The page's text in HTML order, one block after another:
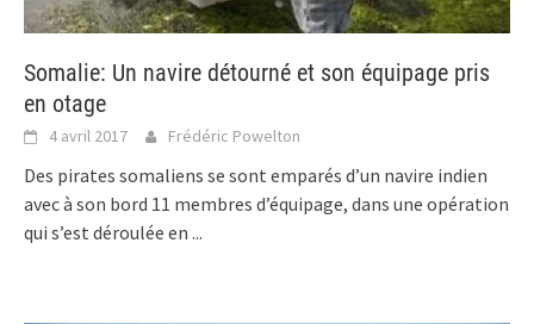
Somalie: Un navire détourné et son équipage pris
en otage
4 avril 2017 Frédéric Powelton
Des pirates somaliens se sont emparés d’un navire indien
avec à son bord 11 membres d’équipage, dans une opération
qui s’est déroulée en ...